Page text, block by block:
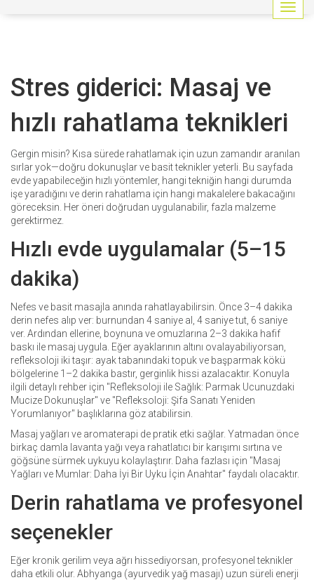
G
e
ç
/
k
a
Stres giderici: Masaj ve
hızlı rahatlama teknikleri
Gergin misin? Kısa sürede rahatlamak için uzun zamandır aranılan
sırlar yok—doğru dokunuşlar ve basit teknikler yeterli. Bu sayfada
evde yapabileceğin hızlı yöntemler, hangi tekniğin hangi durumda
işe yaradığını ve derin rahatlama için hangi makalelere bakacağını
göreceksin. Her öneri doğrudan uygulanabilir, fazla malzeme
gerektirmez.
Hızlı evde uygulamalar (5–15
dakika)
Nefes ve basit masajla anında rahatlayabilirsin. Önce 3–4 dakika
derin nefes alıp ver: burnundan 4 saniye al, 4 saniye tut, 6 saniye
ver. Ardından ellerine, boynuna ve omuzlarına 2–3 dakika hafif
baskı ile masaj uygula. Eğer ayaklarının altını ovalayabiliyorsan,
refleksoloji iki taşır: ayak tabanındaki topuk ve başparmak kökü
bölgelerine 1–2 dakika bastır, gerginlik hissi azalacaktır. Konuyla
ilgili detaylı rehber için "Refleksoloji ile Sağlık: Parmak Ucunuzdaki
Mucize Dokunuşlar" ve "Refleksoloji: Şifa Sanatı Yeniden
Yorumlanıyor" başlıklarına göz atabilirsin.
Masaj yağları ve aromaterapi de pratik etki sağlar. Yatmadan önce
birkaç damla lavanta yağı veya rahatlatıcı bir karışımı sırtına ve
göğsüne sürmek uykuyu kolaylaştırır. Daha fazlası için "Masaj
Yağları ve Mumlar: Daha İyi Bir Uyku İçin Anahtar" faydalı olacaktır.
Derin rahatlama ve profesyonel
seçenekler
Eğer kronik gerilim veya ağrı hissediyorsan, profesyonel teknikler
daha etkili olur. Abhyanga (ayurvedik yağ masajı) uzun süreli enerji